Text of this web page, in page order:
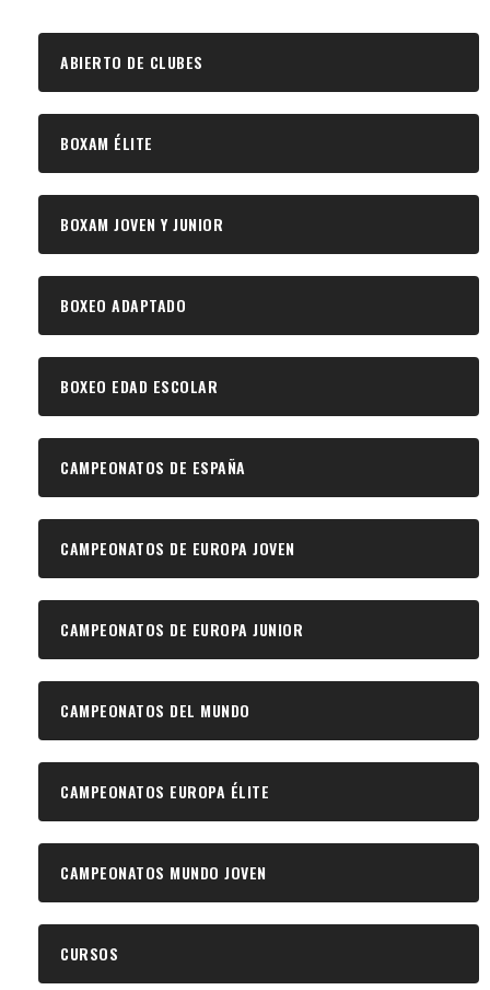
ABIERTO DE CLUBES
BOXAM ÉLITE
BOXAM JOVEN Y JUNIOR
BOXEO ADAPTADO
BOXEO EDAD ESCOLAR
CAMPEONATOS DE ESPAÑA
CAMPEONATOS DE EUROPA JOVEN
CAMPEONATOS DE EUROPA JUNIOR
CAMPEONATOS DEL MUNDO
CAMPEONATOS EUROPA ÉLITE
CAMPEONATOS MUNDO JOVEN
CURSOS